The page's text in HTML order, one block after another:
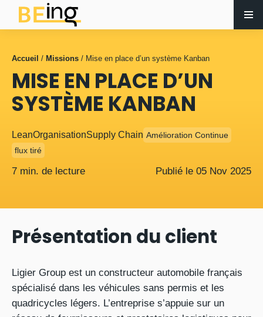
Accueil / Missions / Mise en place d’un système Kanban
MISE EN PLACE D’UN
SYSTÈME KANBAN
LeanOrganisationSupply Chain Amélioration Continue
flux tiré
7 min. de lecture Publié le 05 Nov 2025
Présentation du client
Ligier Group est un constructeur automobile français
spécialisé dans les véhicules sans permis et les
quadricycles légers. L’entreprise s’appuie sur un